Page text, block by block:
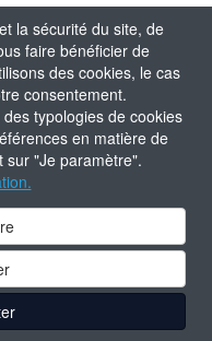
la sécurité du site, de
faire bénéficier de
des cookies, le cas
consentement.
typologies de cookies
en matière de
sur "Je paramètre".